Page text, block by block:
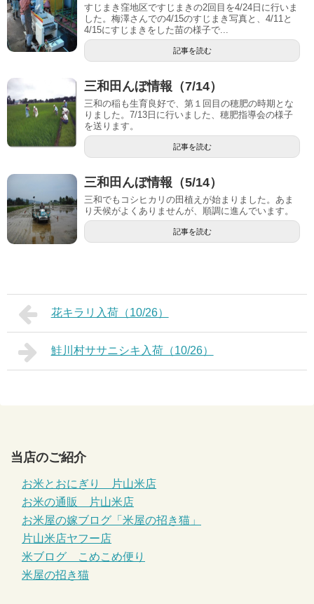
すじまき窪地区ですじまきの2回目を4/24日に行いま
した。梅澤さんでの4/15のすじまき写真と、4/11と
4/15にすじまきをした苗の様子で...
記事を読む
三和田んぼ情報（7/14）
三和の稲も生育良好で、第１回目の穂肥の時期とな
りました。7/13日に行いました、穂肥指導会の様子
を送ります。
記事を読む
三和田んぼ情報（5/14）
三和でもコシヒカリの田植えが始まりました。あま
り天候がよくありませんが、順調に進んでいます。
記事を読む
花キラリ入荷（10/26）
鮭川村ササニシキ入荷（10/26）
当店のご紹介
お米とおにぎり 片山米店
お米の通販 片山米店
お米屋の嫁ブログ「米屋の招き猫」
片山米店ヤフー店
米ブログ こめこめ便り
米屋の招き猫